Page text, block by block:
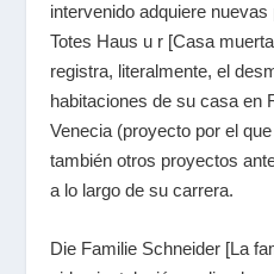
intervenido adquiere
Totes Haus u r [Casa
registra, literalmente, el
habitaciones de su casa en
Venecia (proyecto por el
también otros proyectos
a lo largo de su carrera.
Die Familie Schneider [La